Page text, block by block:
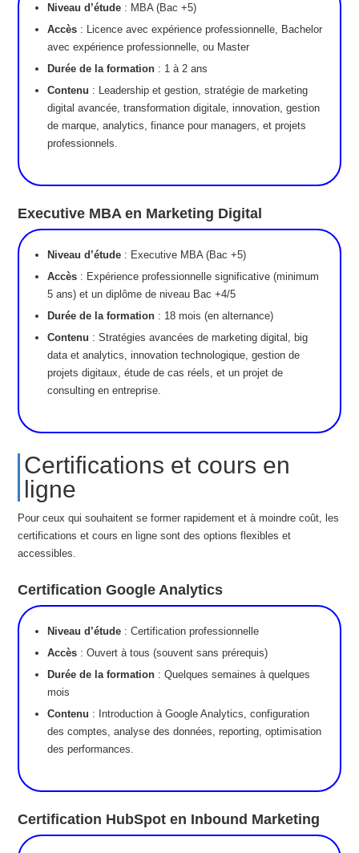
Niveau d’étude : MBA (Bac +5)
Accès : Licence avec expérience professionnelle, Bachelor
avec expérience professionnelle, ou Master
Durée de la formation : 1 à 2 ans
Contenu : Leadership et gestion, stratégie de marketing
digital avancée, transformation digitale, innovation, gestion
de marque, analytics, finance pour managers, et projets
professionnels.
Executive MBA en Marketing Digital
Niveau d’étude : Executive MBA (Bac +5)
Accès : Expérience professionnelle significative (minimum
5 ans) et un diplôme de niveau Bac +4/5
Durée de la formation : 18 mois (en alternance)
Contenu : Stratégies avancées de marketing digital, big
data et analytics, innovation technologique, gestion de
projets digitaux, étude de cas réels, et un projet de
consulting en entreprise.
Certifications et cours en
ligne
Pour ceux qui souhaitent se former rapidement et à moindre coût, les
certifications et cours en ligne sont des options flexibles et
accessibles.
Certification Google Analytics
Niveau d’étude : Certification professionnelle
Accès : Ouvert à tous (souvent sans prérequis)
Durée de la formation : Quelques semaines à quelques
mois
Contenu : Introduction à Google Analytics, configuration
des comptes, analyse des données, reporting, optimisation
des performances.
Certification HubSpot en Inbound Marketing